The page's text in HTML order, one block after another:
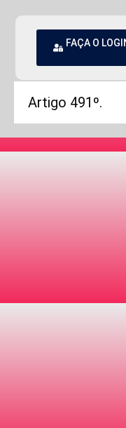
FAÇA O
Artigo 491º.